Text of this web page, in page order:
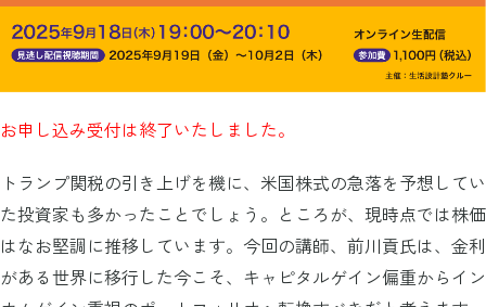
お申し込み受付は終了いたしました。
トランプ関税の引き上げを機に、米国株式の急落を予想してい
た投資家も多かったことでしょう。ところが、現時点では株価
はなお堅調に推移しています。今回の講師、前川貢氏は、金利
がある世界に移行した今こそ、キャピタルゲイン偏重からイン